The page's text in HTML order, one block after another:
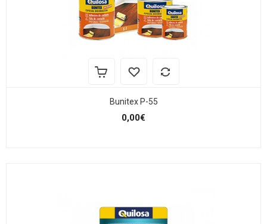
Bunitex P-55
0,00€